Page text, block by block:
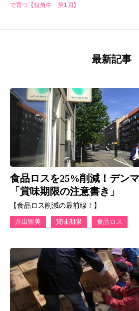
で育つ【短角牛 第1回】
最新記事
食品ロスを25%削減！デン
「賞味期限の注意書き」
【食品ロス削減の最前線！】
井出留美 賞味期限 食品ロス